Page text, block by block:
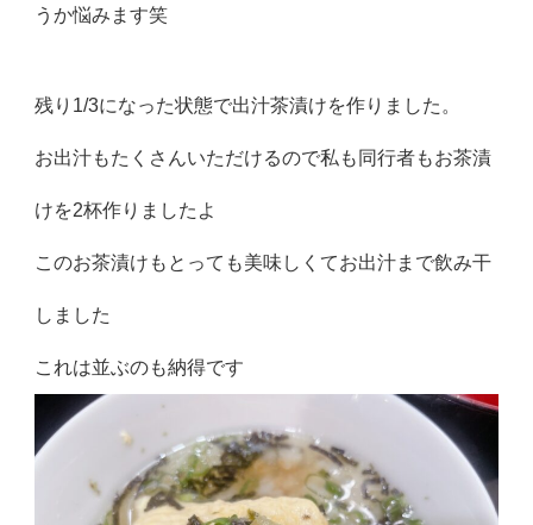
うか悩みます笑
残り1/3になった状態で出汁茶漬けを作りました。
お出汁もたくさんいただけるので私も同行者もお茶漬
けを2杯作りましたよ
このお茶漬けもとっても美味しくてお出汁まで飲み干
しました
これは並ぶのも納得です